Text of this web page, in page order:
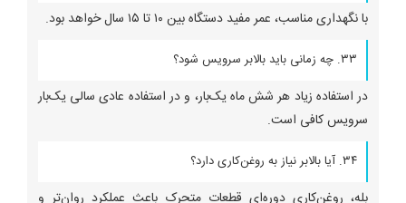
با نگهداری مناسب، عمر مفید دستگاه بین ۱۰ تا ۱۵ سال خواهد بود.
۳۳. چه زمانی باید بالابر سرویس شود؟
در استفاده زیاد هر شش ماه یک‌بار، و در استفاده عادی سالی یک‌بار
سرویس کافی است.
۳۴. آیا بالابر نیاز به روغن‌کاری دارد؟
بله، روغن‌کاری دوره‌ای قطعات متحرک باعث عملکرد روان‌تر و